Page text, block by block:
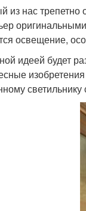
из нас трепетно
освещение,
идеей будет